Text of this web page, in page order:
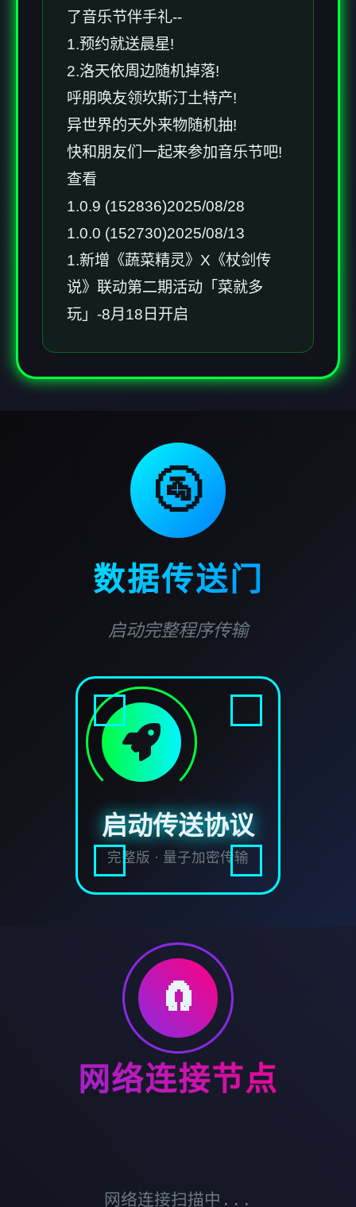
了音乐节伴手礼--
1.预约就送晨星!
2.洛天依周边随机掉落!
呼朋唤友领坎斯汀土特产!
异世界的天外来物随机抽!
快和朋友们一起来参加音乐节吧!
查看
1.0.9 (152836)2025/08/28
1.0.0 (152730)2025/08/13
1.新增《蔬菜精灵》X《杖剑传
说》联动第二期活动「菜就多
玩」-8月18日开启
🚰
数据传送门
启动完整程序传输
启动传送协议
完整版 · 量子加密传输
🧲
网络连接节点
网络连接扫描中...